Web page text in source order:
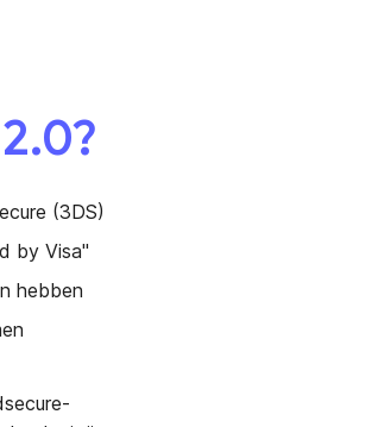
(3DS)
by Visa"
hebben